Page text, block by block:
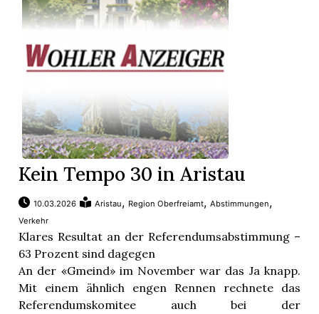
Kein Tempo 30 in Aristau
10.03.2026 Aristau, Region Oberfreiamt,Abstimmungen,
Verkehr
Klares Resultat an der Referendumsabstimmung –
63 Prozent sind dagegen
An der «Gmeind» im November war das Ja knapp.
Mit einem ähnlich engen Rennen rechnete das
Referendumskomitee auch bei der